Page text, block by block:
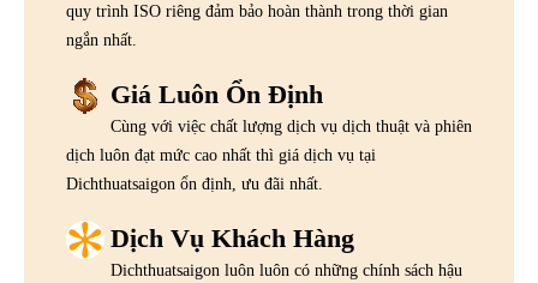
quy trình ISO riêng đảm bảo hoàn thành trong thời gian
ngắn nhất.
Giá Luôn Ổn Định
Cùng với việc chất lượng dịch vụ dịch thuật và phiên
dịch luôn đạt mức cao nhất thì giá dịch vụ tại
Dichthuatsaigon ổn định, ưu đãi nhất.
Dịch Vụ Khách Hàng
Dichthuatsaigon luôn luôn có những chính sách hậu